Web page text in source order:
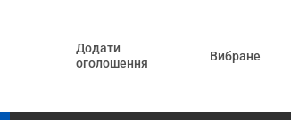
Додати
оголошення
Вибране